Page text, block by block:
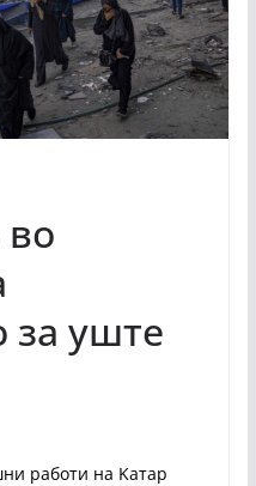
за уште
работи на Kатар